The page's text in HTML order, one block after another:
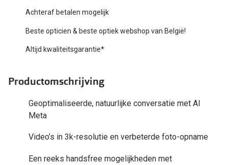
Vogue
Michael Kors
Oakley
Alle brillen merken
Online hulp & advies
Eerste
Achteraf betalen mogelijk
Beste opticien & beste optiek webshop van België!
Altijd kwaliteitsgarantie*
Productomschrijving
Geoptimaliseerde, natuurlijke conversatie met AI
Meta
Video’s in 3k-resolutie en verbeterde foto-opname
Een reeks handsfree mogelijkheden met